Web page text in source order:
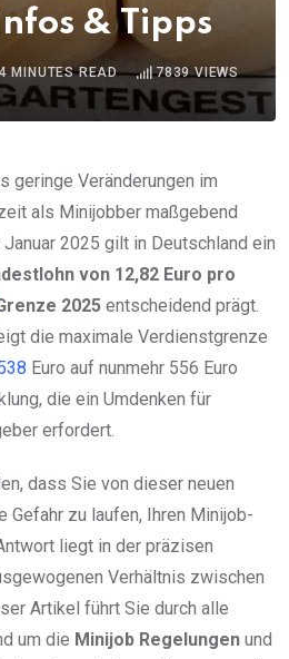
& Tipps
MINUTES READ 7839VIEWS
geringe Veränderungen im
als Minijobber maßgebend
2025 gilt in Deutschland ein
von 12,82 Euro pro
2025 entscheidend prägt.
die maximale Verdienstgrenze
Euro auf nunmehr 556 Euro
die ein Umdenken für
erfordert.
dass Sie von dieser neuen
Gefahr zu laufen, Ihren Minijob-
liegt in der präzisen
Verhältnis zwischen
Artikel führt Sie durch alle
um die Minijob Regelungen und